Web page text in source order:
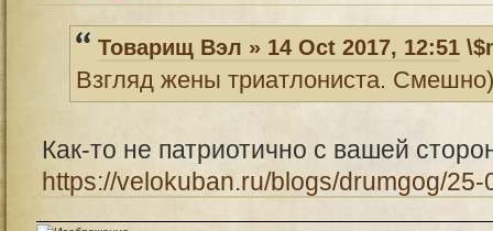
Товарищ Вэл » 14 Oct 2017, 12:51
Взгляд жены триатлониста. Смешно)
Как-то не патриотично с вашей
https://velokuban.ru/blogs/drumgog/25-